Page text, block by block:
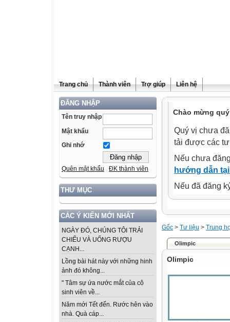
Trang chủ Thành viên Trợ giúp Liên hệ
ĐĂNG NHẬP
Tên truy nhập
Mật khẩu
Ghi nhớ
Quên mật khẩu ĐK thành viên
THƯ MỤC
CÁC Ý KIẾN MỚI NHẤT
NGÀY ĐÓ, CHÚNG TÔI TRẢI
CHIẾU VÀ UỐNG RƯỢU
CẠNH...
Lồng bài hát này với những hinh
ảnh đó không...
" Tâm sự ứa nước mắt của cô
sinh viên về...
Năm mới Tết đến. Rước hên vào
nhà. Quà cáp...
Chào mừng
Quý vị chưa
tải được các
Nếu chưa
hướng dẫn
Nếu đã đăng
Gốc > Tư liệu > Trung
Olimpic
Olimpic